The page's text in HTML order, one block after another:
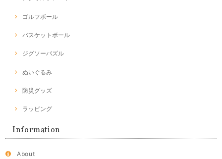
ゴルフボール
バスケットボール
ジグソーパズル
ぬいぐるみ
防災グッズ
ラッピング
Information
About